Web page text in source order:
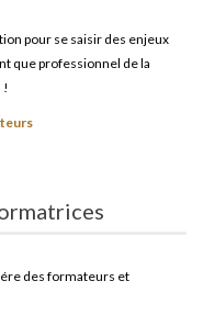
pour se saisir des enjeux
que professionnel de la
!
des formateurs et